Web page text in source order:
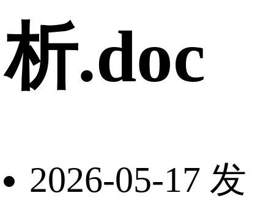
析.doc
2026-05-17 发